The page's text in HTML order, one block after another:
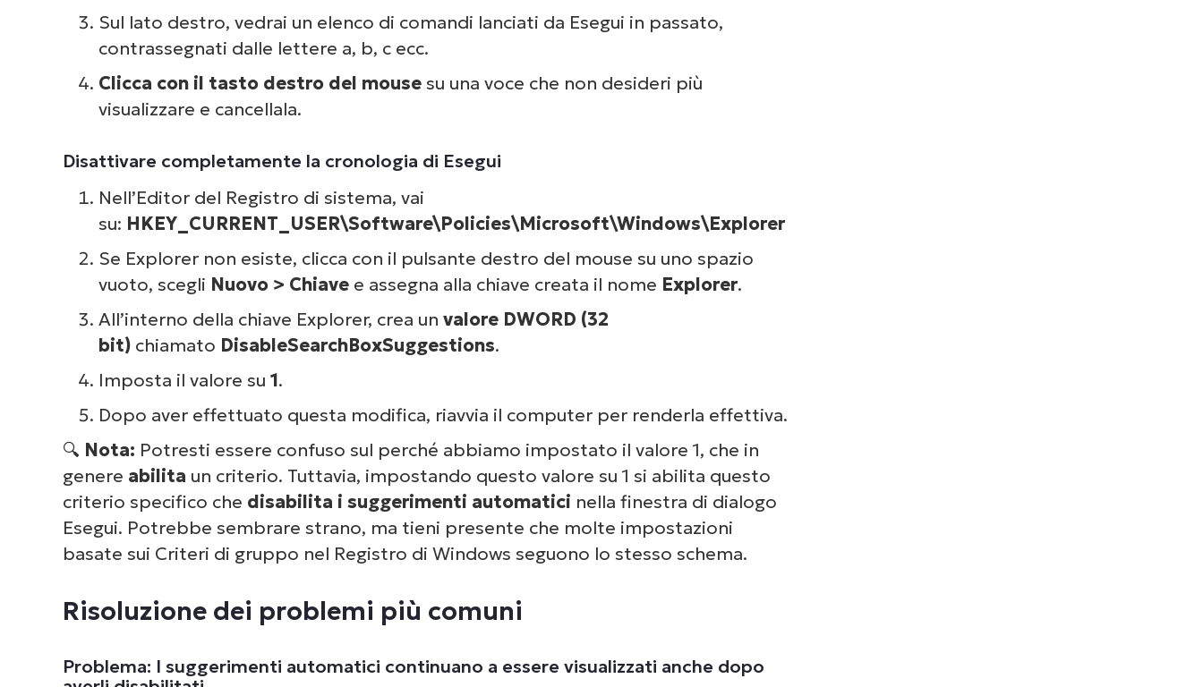
Sul lato destro, vedrai un elenco di comandi lanciati da Esegui in passato,
contrassegnati dalle lettere a, b, c ecc.
Clicca con il tasto destro del mousesu una voce che non desideri più
visualizzare e cancellala.
Disattivare completamente la cronologia di Esegui
Nell’Editor del Registro di sistema, vai
su: HKEY_CURRENT_USER\Software\Policies\Microsoft\Windows\Explorer
Se Explorer non esiste, clicca con il pulsante destro del mouse su uno spazio
vuoto, scegli Nuovo > Chiavee assegna alla chiave creata il nome Explorer.
All’interno della chiave Explorer, crea un valore DWORD (32
bit)chiamato DisableSearchBoxSuggestions.
Imposta il valore su 1.
Dopo aver effettuato questa modifica, riavvia il computer per renderla effettiva.
🔍 Nota: Potresti essere confuso sul perché abbiamo impostato il valore 1, che in
genere abilita un criterio. Tuttavia, impostando questo valore su 1 si abilita questo
criterio specifico che disabilita i suggerimenti automatici nella finestra di dialogo
Esegui. Potrebbe sembrare strano, ma tieni presente che molte impostazioni
basate sui Criteri di gruppo nel Registro di Windows seguono lo stesso schema.
Risoluzione dei problemi più comuni
Problema: I suggerimenti automatici continuano a essere visualizzati anche dopo